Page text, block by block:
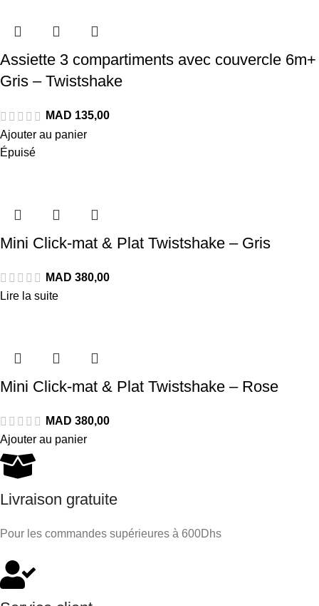
Assiette 3 compartiments avec couvercle 6m+
Gris – Twistshake
Ajouter au panier
Épuisé
Mini Click-mat & Plat Twistshake – Gris
Lire la suite
Mini Click-mat & Plat Twistshake – Rose
Ajouter au panier
Livraison gratuite
Pour les commandes supérieures à 600Dhs